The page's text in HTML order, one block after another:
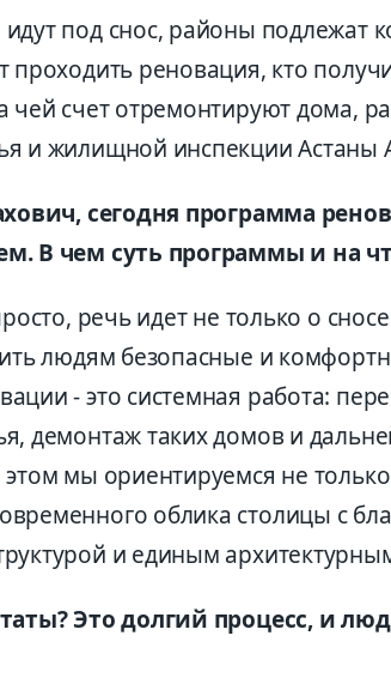
под снос, районы подлежат
проходить реновация, кто
чей счет отремонтируют дома,
и жилищной инспекции
сегодня программа
В чем суть программы и на
речь идет не только о
людям безопасные и
- это системная работа:
демонтаж таких домов и
мы ориентируемся не
облика столицы с
и единым
Это долгий процесс, и